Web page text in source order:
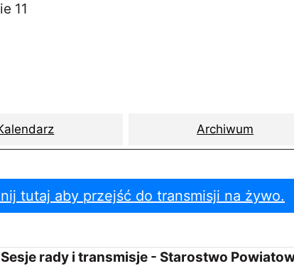
11
Archiwum
tutaj aby przejść do transmisji na żywo.
Sesje rady i transmisje - Starostwo